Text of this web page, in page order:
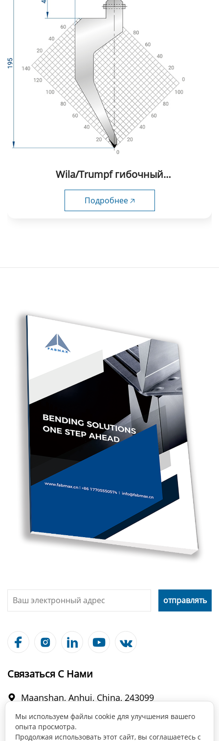
Wila/Trumpf гибочный
Подробнее 🡥
    
Связаться С Нами
 Maanshan, Anhui, China, 243099
 info@fabmax.cn
Мы используем файлы cookie для улучшения вашего
опыта просмотра.
Продолжая использовать этот сайт, вы соглашаетесь с